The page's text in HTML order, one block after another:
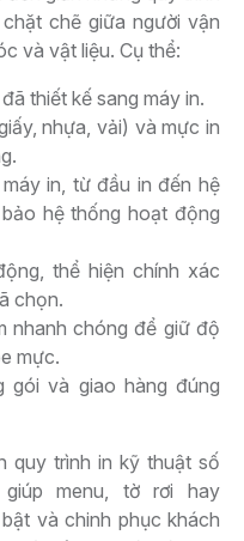
chẽ giữa người vận
và vật liệu. Cụ thể:
thiết kế sang máy in.
nhựa, vải) và mực in
in, từ đầu in đến hệ
hệ thống hoạt động
thể hiện chính xác
chọn.
nhanh chóng để giữ độ
mực.
gói và giao hàng đúng
quy trình in kỹ thuật số
giúp menu, tờ rơi hay
và chinh phục khách